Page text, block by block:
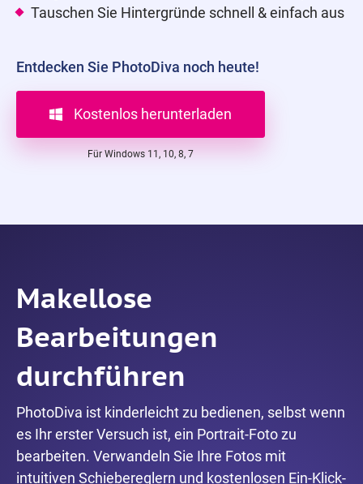
Tauschen Sie Hintergründe schnell & einfach aus
Entdecken Sie PhotoDiva noch heute!
Kostenlos herunterladen
Für Windows 11, 10, 8, 7
Makellose
Bearbeitungen
durchführen
PhotoDiva ist kinderleicht zu bedienen, selbst wenn
es Ihr erster Versuch ist, ein Portrait-Foto zu
bearbeiten. Verwandeln Sie Ihre Fotos mit
intuitiven Schiebereglern und kostenlosen Ein-Klick-